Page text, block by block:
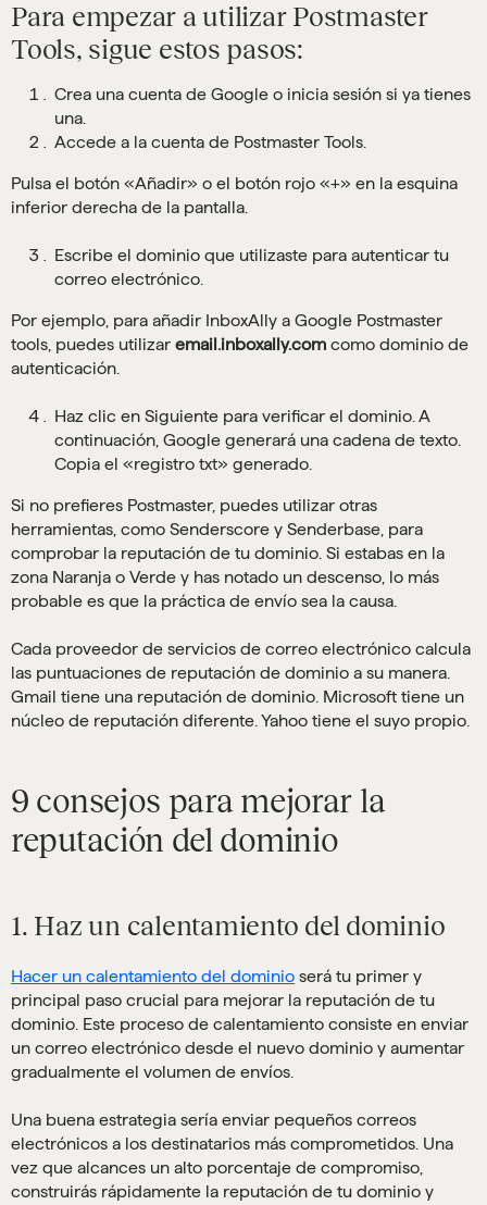
Para empezar a utilizar Postmaster
Tools, sigue estos pasos:
Crea una cuenta de Google o inicia sesión si ya tienes
una.
Accede a la cuenta de Postmaster Tools.
Pulsa el botón «Añadir» o el botón rojo «+» en la esquina
inferior derecha de la pantalla.
Escribe el dominio que utilizaste para autenticar tu
correo electrónico.
Por ejemplo, para añadir InboxAlly a Google Postmaster
tools, puedes utilizar email.inboxally.com como dominio de
autenticación.
Haz clic en Siguiente para verificar el dominio. A
continuación, Google generará una cadena de texto.
Copia el «registro txt» generado.
Si no prefieres Postmaster, puedes utilizar otras
herramientas, como Senderscore y Senderbase, para
comprobar la reputación de tu dominio. Si estabas en la
zona Naranja o Verde y has notado un descenso, lo más
probable es que la práctica de envío sea la causa.
Cada proveedor de servicios de correo electrónico calcula
las puntuaciones de reputación de dominio a su manera.
Gmail tiene una reputación de dominio. Microsoft tiene un
núcleo de reputación diferente. Yahoo tiene el suyo propio.
9 consejos para mejorar la
reputación del dominio
1. Haz un calentamiento del dominio
Hacer un calentamiento del dominio será tu primer y
principal paso crucial para mejorar la reputación de tu
dominio. Este proceso de calentamiento consiste en enviar
un correo electrónico desde el nuevo dominio y aumentar
gradualmente el volumen de envíos.
Una buena estrategia sería enviar pequeños correos
electrónicos a los destinatarios más comprometidos. Una
vez que alcances un alto porcentaje de compromiso,
construirás rápidamente la reputación de tu dominio y